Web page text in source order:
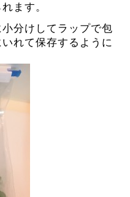
ます。
分けしてラップで包
れて保存するように